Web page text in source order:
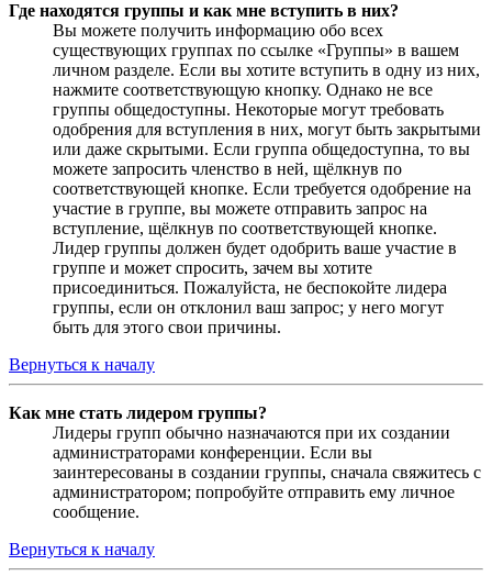
Где находятся группы и как мне вступить в них?
Вы можете получить информацию обо всех
существующих группах по ссылке «Группы» в вашем
личном разделе. Если вы хотите вступить в одну из них,
нажмите соответствующую кнопку. Однако не все
группы общедоступны. Некоторые могут требовать
одобрения для вступления в них, могут быть закрытыми
или даже скрытыми. Если группа общедоступна, то вы
можете запросить членство в ней, щёлкнув по
соответствующей кнопке. Если требуется одобрение на
участие в группе, вы можете отправить запрос на
вступление, щёлкнув по соответствующей кнопке.
Лидер группы должен будет одобрить ваше участие в
группе и может спросить, зачем вы хотите
присоединиться. Пожалуйста, не беспокойте лидера
группы, если он отклонил ваш запрос; у него могут
быть для этого свои причины.
Вернуться к началу
Как мне стать лидером группы?
Лидеры групп обычно назначаются при их создании
администраторами конференции. Если вы
заинтересованы в создании группы, сначала свяжитесь с
администратором; попробуйте отправить ему личное
сообщение.
Вернуться к началу